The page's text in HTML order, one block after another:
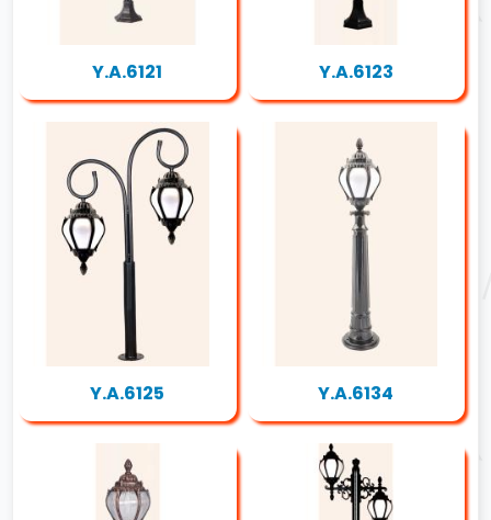
Y.A.6121 Y.A.6123
Y.A.6125 Y.A.6134